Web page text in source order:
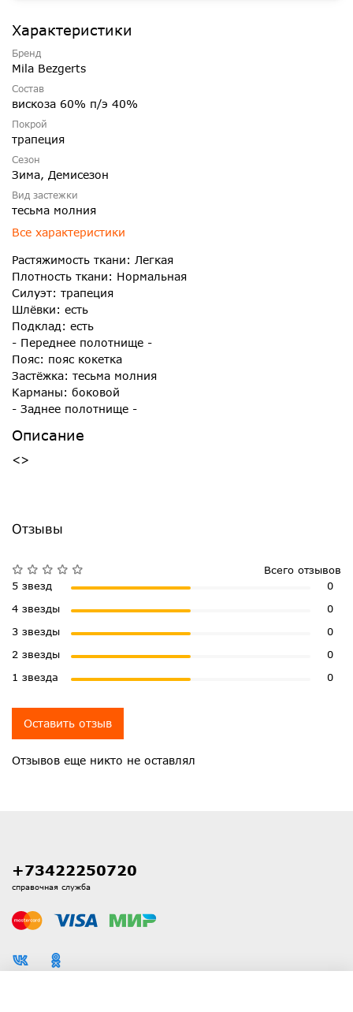
Характеристики
Бренд
Mila Bezgerts
Состав
вискоза 60% п/э 40%
Покрой
трапеция
Сезон
Зима, Демисезон
Вид застежки
тесьма молния
Все характеристики
Растяжимость ткани: Легкая
Плотность ткани: Нормальная
Силуэт: трапеция
Шлёвки: есть
Подклад: есть
- Переднее полотнище -
Пояс: пояс кокетка
Застёжка: тесьма молния
Карманы: боковой
- Заднее полотнище -
Описание
<>
Отзывы
Отзывов еще никто не оставлял
Всего отзывов
5 звезд
0
4 звезды
0
3 звезды
0
2 звезды
0
1 звезда
0
Оставить отзыв
+73422250720
справочная служба